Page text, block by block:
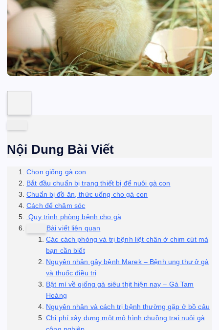
Nội Dung Bài Viết
Chọn giống gà con
Bắt đầu chuẩn bị trang thiết bị để nuôi gà con
Chuẩn bị đồ ăn, thức uống cho gà con
Cách để chăm sóc
Quy trình phòng bệnh cho gà
Bài viết liên quan
Các cách phòng và trị bệnh liệt chân ở chim cút mà
bạn cần biết
Nguyên nhân gây bệnh Marek – Bệnh ung thư ở gà
và thuốc điều trị
Bật mí về giống gà siêu thịt hiện nay – Gà Tam
Hoàng
Nguyên nhân và cách trị bệnh thường gặp ở bồ câu
Chi phí xây dựng một mô hình chuồng trại nuôi gà